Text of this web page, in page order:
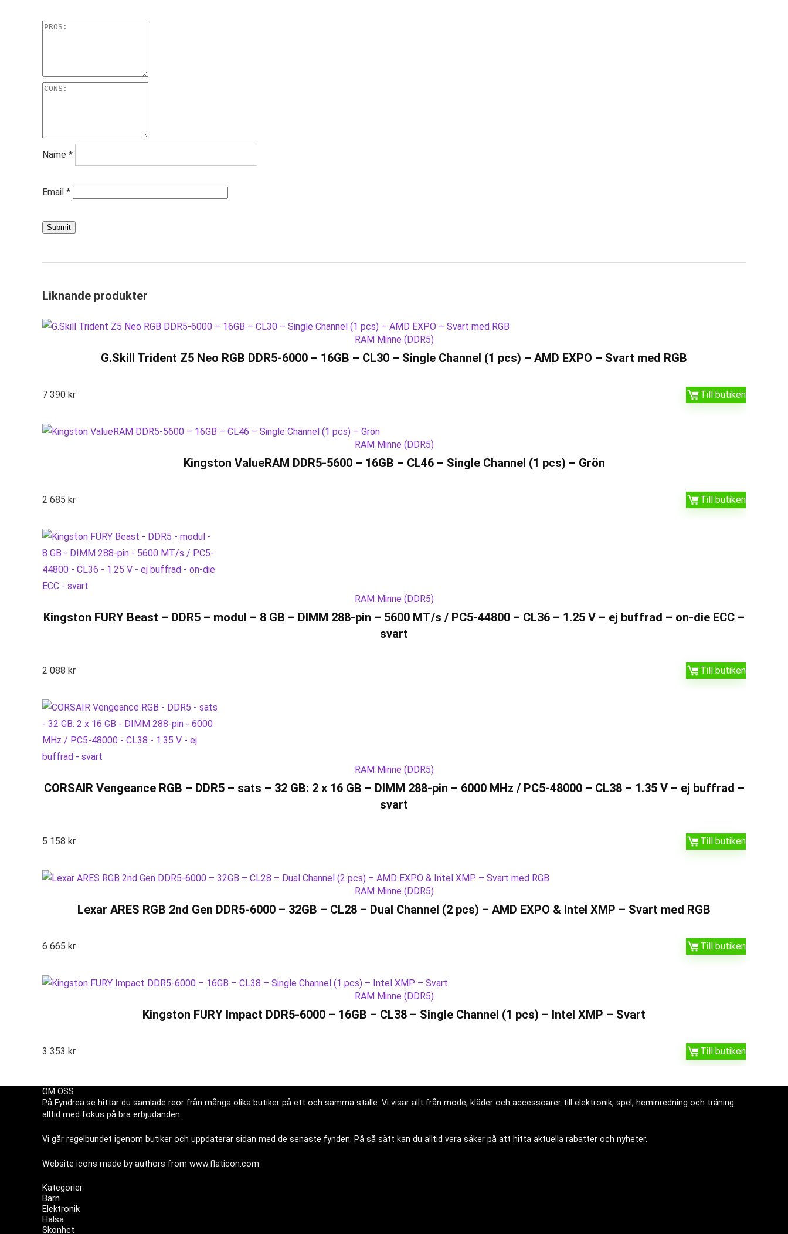
Name *
Email *
Liknande produkter
RAM Minne (DDR5)
G.Skill Trident Z5 Neo RGB DDR5-6000 – 16GB – CL30 – Single Channel (1 pcs) – AMD EXPO – Svart med RGB
7 390 kr Till butiken
RAM Minne (DDR5)
Kingston ValueRAM DDR5-5600 – 16GB – CL46 – Single Channel (1 pcs) – Grön
2 685 kr Till butiken
RAM Minne (DDR5)
Kingston FURY Beast – DDR5 – modul – 8 GB – DIMM 288-pin – 5600 MT/s / PC5-44800 – CL36 – 1.25 V – ej buffrad – on-die ECC –
svart
2 088 kr Till butiken
RAM Minne (DDR5)
CORSAIR Vengeance RGB – DDR5 – sats – 32 GB: 2 x 16 GB – DIMM 288-pin – 6000 MHz / PC5-48000 – CL38 – 1.35 V – ej buffrad –
svart
5 158 kr Till butiken
RAM Minne (DDR5)
Lexar ARES RGB 2nd Gen DDR5-6000 – 32GB – CL28 – Dual Channel (2 pcs) – AMD EXPO & Intel XMP – Svart med RGB
6 665 kr Till butiken
RAM Minne (DDR5)
Kingston FURY Impact DDR5-6000 – 16GB – CL38 – Single Channel (1 pcs) – Intel XMP – Svart
3 353 kr Till butiken
OM OSS
På Fyndrea.se hittar du samlade reor från många olika butiker på ett och samma ställe. Vi visar allt från mode, kläder och accessoarer till elektronik, spel, heminredning och träning
alltid med fokus på bra erbjudanden.
Vi går regelbundet igenom butiker och uppdaterar sidan med de senaste fynden. På så sätt kan du alltid vara säker på att hitta aktuella rabatter och nyheter.
Website icons made by authors from www.flaticon.com
Kategorier
Barn
Elektronik
Hälsa
Skönhet